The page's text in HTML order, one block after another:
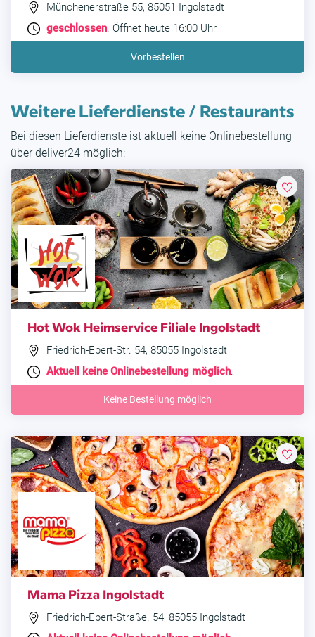
Münchenerstraße 55, 85051 Ingolstadt
geschlossen. Öffnet heute 16:00 Uhr
Vorbestellen
Weitere Lieferdienste / Restaurants
Bei diesen Lieferdienste ist aktuell keine Onlinebestellung
über deliver24 möglich:
Hot Wok Heimservice Filiale Ingolstadt
Friedrich-Ebert-Str. 54, 85055 Ingolstadt
Aktuell keine Onlinebestellung möglich.
Keine Bestellung möglich
Mama Pizza Ingolstadt
Friedrich-Ebert-Straße. 54, 85055 Ingolstadt